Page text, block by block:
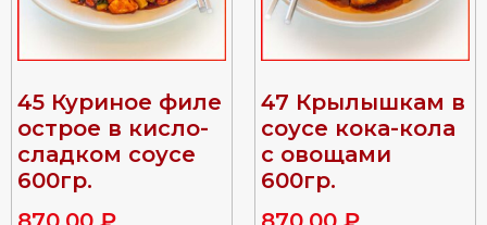
45 Куриное филе
острое в кисло-
сладком соусе
600гр.
47 Крылышкам в
соусе кока-кола
с овощами
600гр.